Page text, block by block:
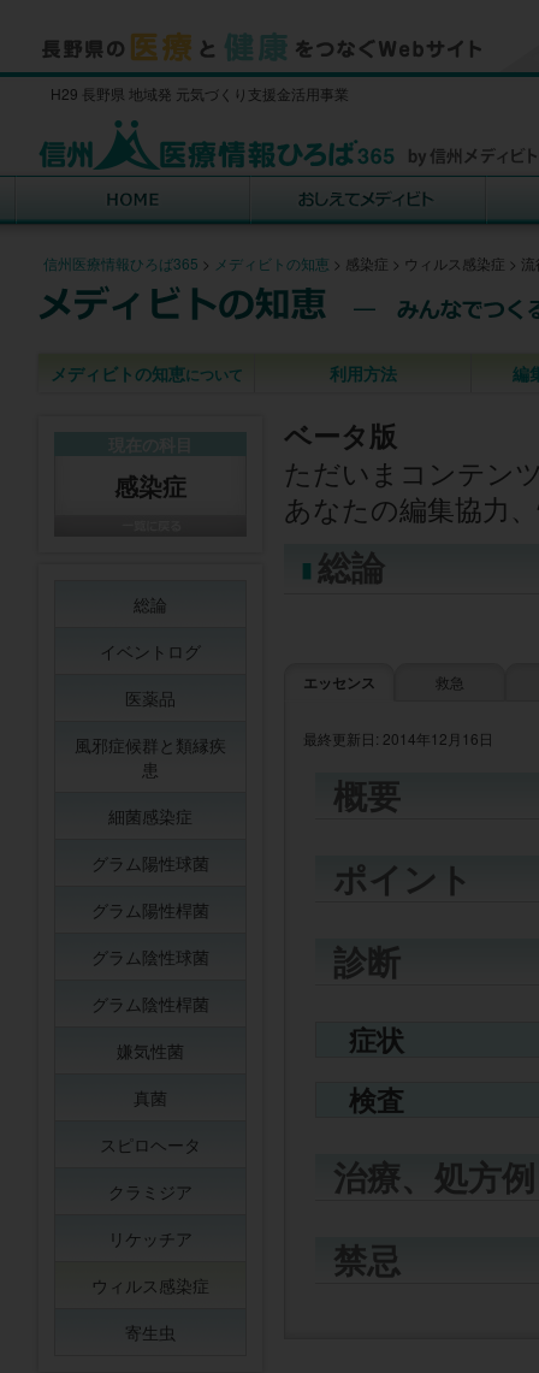
H29 長野県 地域発 元気づくり支援金活用事業
信州医療情報ひろば365 > メディビトの知恵 > 感染症 > ウィルス感染症 >
メディビトの知恵について 利用方法 編
ベータ版
ただいまコンテン
あなたの編集協力
総論
エッセンス 救急
最終更新日: 2014年12月16日
概要
ポイント
診断
症状
検査
治療、処方例
禁忌
感染症
総論
イベントログ
医薬品
風邪症候群と類縁疾
患
細菌感染症
グラム陽性球菌
グラム陽性桿菌
グラム陰性球菌
グラム陰性桿菌
嫌気性菌
真菌
スピロヘータ
クラミジア
リケッチア
ウィルス感染症
寄生虫